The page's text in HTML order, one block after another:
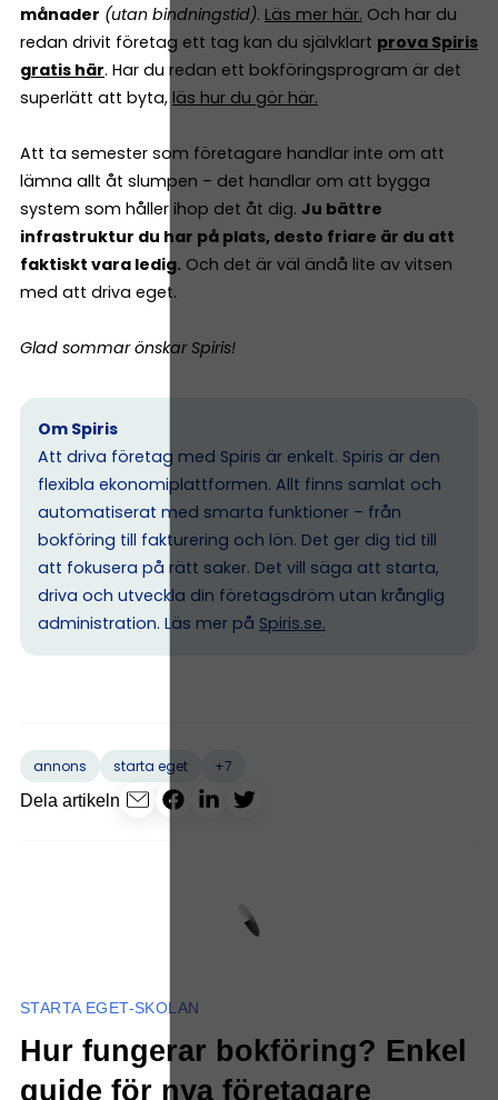
månader (utan bindningstid). Läs mer här. Och har du
redan drivit företag ett tag kan du självklart prova Spiris
gratis här. Har du redan ett bokföringsprogram är det
superlätt att byta, läs hur du gör här.
Att ta semester som företagare handlar inte om att
lämna allt åt slumpen – det handlar om att bygga
system som håller ihop det åt dig. Ju bättre
infrastruktur du har på plats, desto friare är du att
faktiskt vara ledig. Och det är väl ändå lite av vitsen
med att driva eget.
Glad sommar önskar Spiris!
Om Spiris
Att driva företag med Spiris är enkelt. Spiris är den
flexibla ekonomiplattformen. Allt finns samlat och
automatiserat med smarta funktioner – från
bokföring till fakturering och lön. Det ger dig tid till
att fokusera på rätt saker. Det vill säga att starta,
driva och utveckla din företagsdröm utan krånglig
administration. Läs mer på Spiris.se.
annons starta eget
+7
Dela artikeln
STARTA EGET-SKOLAN
Hur fungerar bokföring? Enkel
guide för nya företagare